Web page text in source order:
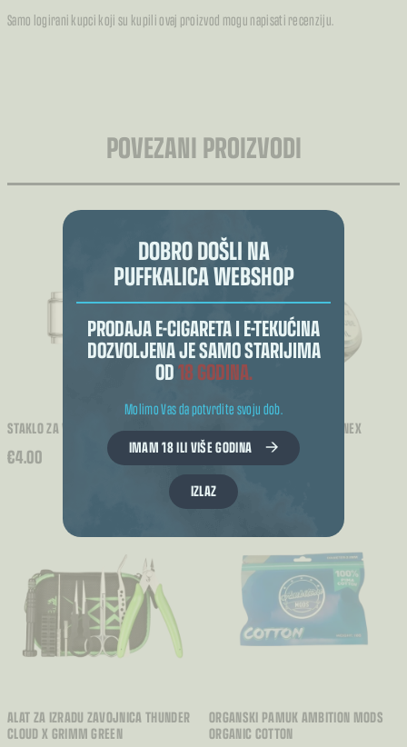
DOBRO DOŠLI NA
PUFFKALICA WEBSHOP
PRODAJA E-CIGARETA I E-TEKUĆINA
DOZVOLJENA JE SAMO STARIJIMA
OD18 GODINA.
Molimo Vas da potvrdite svoju dob.
IMAM 18 ILI VIŠE GODINA
IZLAZ
Samo logirani kupci koji su kupili ovaj proizvod mogu napisati recenziju.
POVEZANI PROIZVODI
STAKLO ZA VAPORESSO XTANK T
€4.00
STAKLO ZA INNOKIN ZENITH NEX
€2.30
ALAT ZA IZRADU ZAVOJNICA THUNDER
CLOUD X GRIMM GREEN
ORGANSKI PAMUK AMBITION MODS
ORGANIC COTTON